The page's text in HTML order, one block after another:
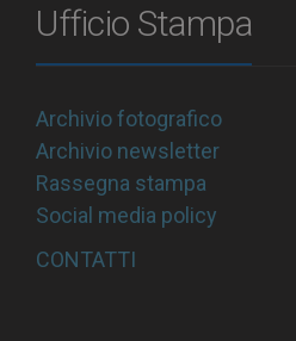
Ufficio Stampa
Archivio fotografico
Archivio newsletter
Rassegna stampa
Social media policy
CONTATTI